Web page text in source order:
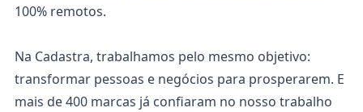
100% remotos.
Na Cadastra, trabalhamos pelo mesmo objetivo:
transformar pessoas e negócios para prosperarem. E
mais de 400 marcas já confiaram no nosso trabalho